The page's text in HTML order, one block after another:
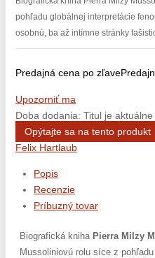
pohľadu globálnej interpretácie
osobnú, ba až intímne stránky
Predajná cena po zľave
Upozorniť ma
Doba dodania: Titul je
Opýtajte sa na tento produkt
Felix Hartlaub
Popis
Recenzie
Príbuzný tovar
Biografická kniha Pierra Milzy
Mussoliniovú rolu síce z